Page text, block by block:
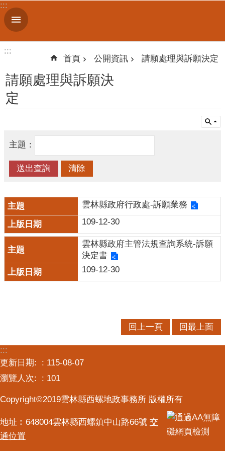
跳到主要內容區塊
進
階
認
息
線
上
服
務
便
民
資
訊
業
專
民
意
:::
:::
:::
首頁 公開資訊 請願處理與訴願決定
請願處理與訴願決
定
主題：
雲林縣政府行政處-訴願業務
109-12-30
雲林縣政府主管法規查詢系統-訴願
決定書
109-12-30
回上一頁 回最上面
:::
更新日期:
115-08-07
瀏覽人次:
101
Copyright©2019雲林縣西螺地政事務所 版權所有
地址︰648004雲林縣西螺鎮中山路66號 交
通位置